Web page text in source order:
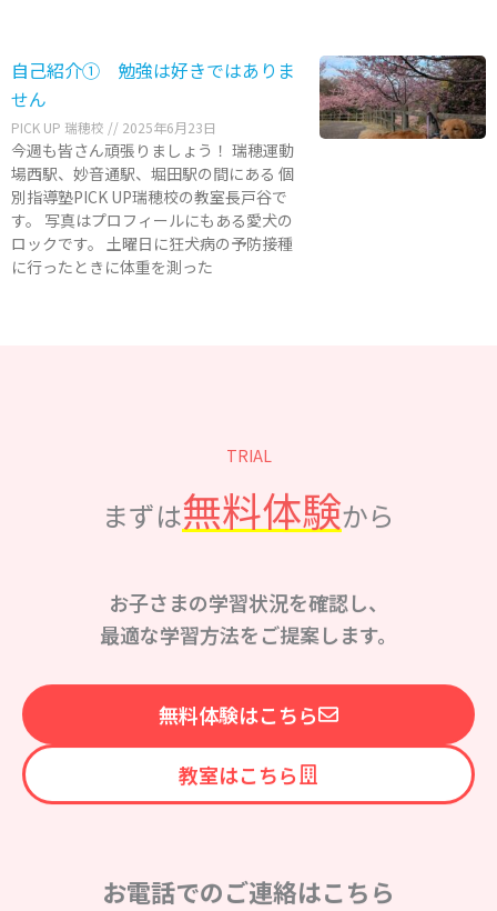
自己紹介① 勉強は好きではありま
せん
PICK UP 瑞穂校 2025年6月23日
今週も皆さん頑張りましょう！ 瑞穂運動
場西駅、妙音通駅、堀田駅の間にある 個
別指導塾PICK UP瑞穂校の教室長戸谷で
す。 写真はプロフィールにもある愛犬の
ロックです。 土曜日に狂犬病の予防接種
に行ったときに体重を測った
TRIAL
まずは無料体験から
お子さまの学習状況を確認し、
最適な学習方法をご提案します。
無料体験はこちら
教室はこちら
お電話でのご連絡はこちら